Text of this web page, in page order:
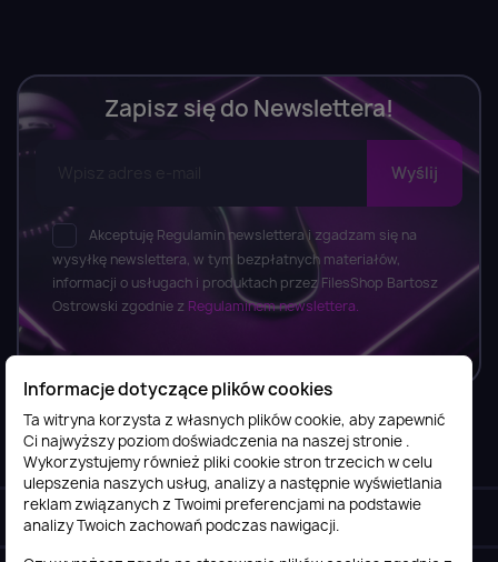
Zapisz się do Newslettera!
Akceptuję Regulamin newslettera i zgadzam się na
wysyłkę newslettera, w tym bezpłatnych materiałów,
informacji o usługach i produktach przez FilesShop Bartosz
Ostrowski zgodnie z Regulaminem newslettera.
Informacje
Obsługa klienta
Informacje dotyczące plików cookies
Ta witryna korzysta z własnych plików cookie, aby zapewnić
Ci najwyższy poziom doświadczenia na naszej stronie .
Wykorzystujemy również pliki cookie stron trzecich w celu
ulepszenia naszych usług, analizy a następnie wyświetlania
reklam związanych z Twoimi preferencjami na podstawie
analizy Twoich zachowań podczas nawigacji.